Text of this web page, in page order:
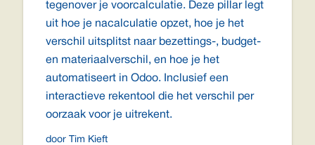
tegenover je voorcalculatie. Deze pillar legt
uit hoe je nacalculatie opzet, hoe je het
verschil uitsplitst naar bezettings-, budget-
en materiaalverschil, en hoe je het
automatiseert in Odoo. Inclusief een
interactieve rekentool die het verschil per
oorzaak voor je uitrekent.
door Tim Kieft